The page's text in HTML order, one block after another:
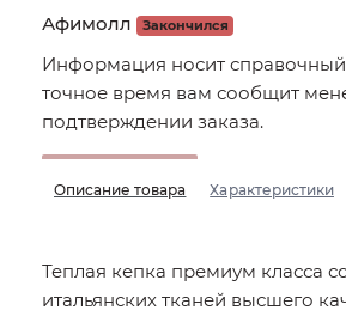
Афимолл Закончился
Информация носит справочный
точное время вам сообщит
подтверждении заказа.
Описание товара Характеристики
Теплая кепка премиум класса
итальянских тканей высшего